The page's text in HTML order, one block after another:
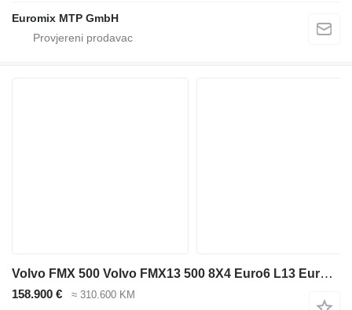
Euromix MTP GmbH
Volvo FMX 500 Volvo FMX13 500 8X4 Euro6 L13 EuromixMTP EM 10 L
158.900 € ≈ 310.600 KM